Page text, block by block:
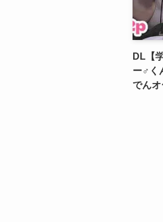
DL【
ー♂く
でん